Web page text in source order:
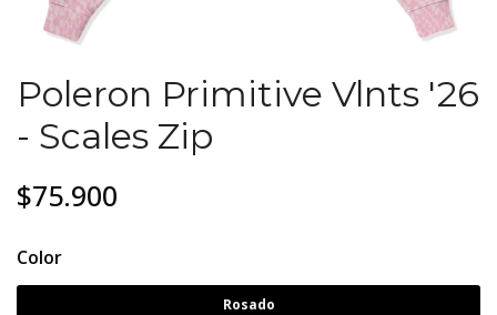
Poleron Primitive Vlnts '26
- Scales Zip
$75.900
Color
Rosado